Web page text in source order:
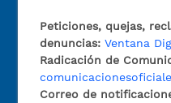
Peticiones, quejas,
denuncias: Ventana
Radicación de
Correo de